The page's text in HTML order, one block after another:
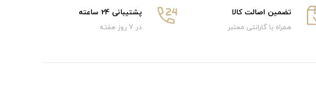
تضمین اصالت کالا
همراه با گارانتی معتبر
پشتیبانی 24 ساعته
در 7 روز هفته